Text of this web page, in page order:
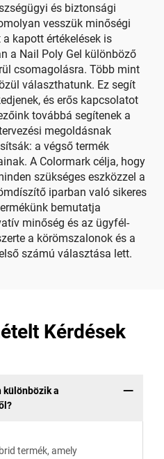
és biztonsági
vesszük minőségi
kapott értékelések is
a Nail Poly Gel különböző
csomagolásra. Több mint
választhatunk. Ez segít
és erős kapcsolatot
továbbá segítenek a
megoldásnak
a végső termék
A Colormark célja, hogy
szükséges eszközzel a
iparban való sikeres
bemutatja
minőség és az ügyfél-
a körömszalonok és a
számú választása lett.
Kérdések
különbözik a
termék, amely